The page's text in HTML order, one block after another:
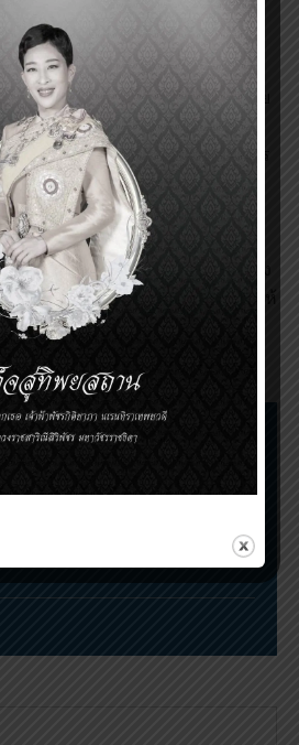
กษาวิจัยเกี่ยวกับวิธีการบำบัดและ
ในระดับชุมชมและระดับโรง
ะที่พบบ่อยในประชากรทั่วโลก โดย
มินว่าประชากรร้อยละ 25 อาจจะ
นตลอดช่วงชีวิต ซึ่งเมื่อมีระบบการ
เหมาะสมจะทำให้สามารถทำการ
อง ผลงานของศาตราจารย์ซาทอ
ตัวและทำให้ประเทศต่างๆ เห็น
งจิตเวชนี้ ช่วยให้ผู้ป่วยจิตเวชดำรง
ยที่มีคุณภาพชีวิตเหมาะสม ส่งผลให้
ผู้ป่วยจิตเวชลดลง และก่อให้เกิด
ะตัดสินรางวัล